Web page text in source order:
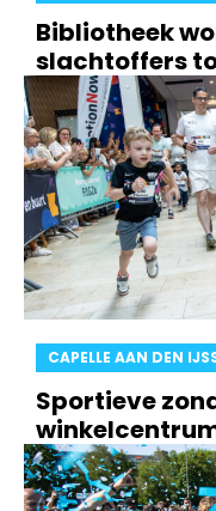
Bibliotheek
slachtoffers
CAPELLE AAN DEN
Sportieve